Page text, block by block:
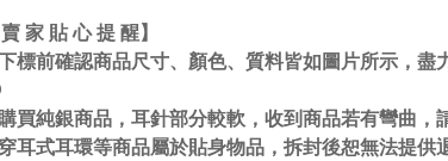
賣 家 貼 心 提 醒】
標前確認商品尺寸、顏色、質料皆如圖片所示，
買純銀商品，耳針部分較軟，收到商品若有彎曲，
耳式耳環等商品屬於貼身物品，拆封後恕無法提